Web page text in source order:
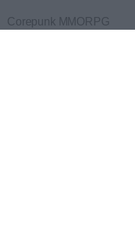
Corepunk MMORPG